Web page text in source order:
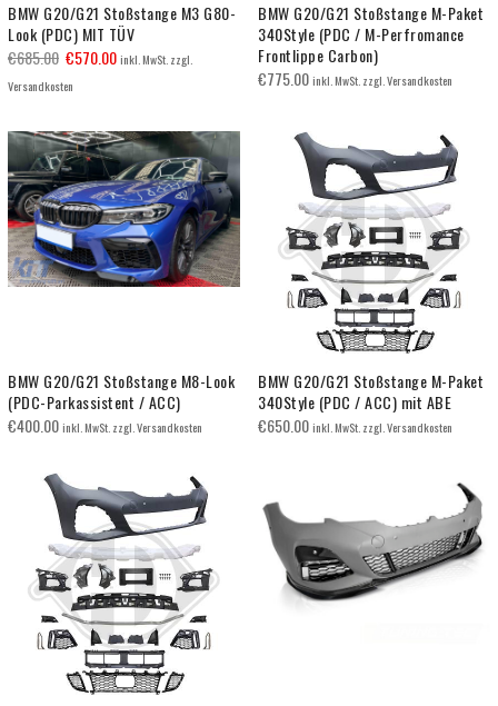
BMW G20/G21 Stoßstange M3 G80-
Look (PDC) MIT TÜV
€685.00 €570.00inkl. MwSt. zzgl.
Versandkosten
BMW G20/G21 Stoßstange M-Paket
340Style (PDC / M-Perfromance
Frontlippe Carbon)
€775.00inkl. MwSt. zzgl. Versandkosten
BMW G20/G21 Stoßstange M8-Look
(PDC-Parkassistent / ACC)
€400.00inkl. MwSt. zzgl. Versandkosten
BMW G20/G21 Stoßstange M-Paket
340Style (PDC / ACC) mit ABE
€650.00inkl. MwSt. zzgl. Versandkosten